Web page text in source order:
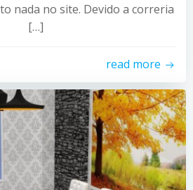
nada no site. Devido a correria
[…]
read more